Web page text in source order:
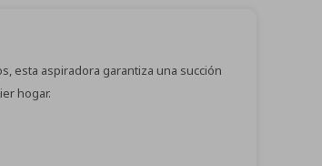
esta aspiradora garantiza una succión
hogar.